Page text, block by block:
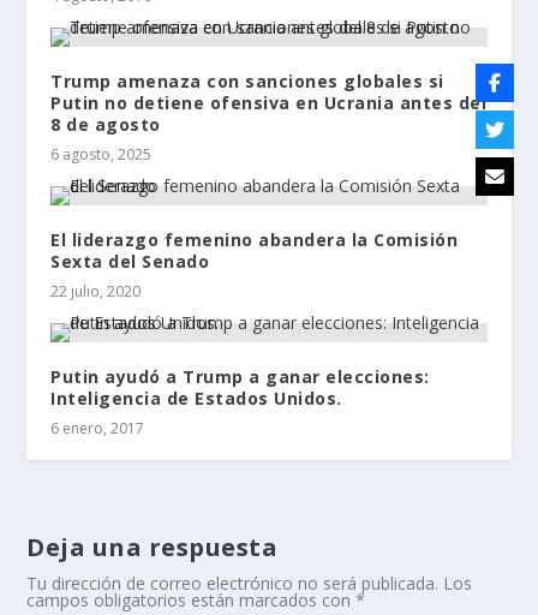
Trump amenaza con sanciones globales si
Putin no detiene ofensiva en Ucrania antes del
8 de agosto
6 agosto, 2025
El liderazgo femenino abandera la Comisión
Sexta del Senado
22 julio, 2020
Putin ayudó a Trump a ganar elecciones:
Inteligencia de Estados Unidos.
6 enero, 2017
Deja una respuesta
Tu dirección de correo electrónico no será publicada. Los
campos obligatorios están marcados con*